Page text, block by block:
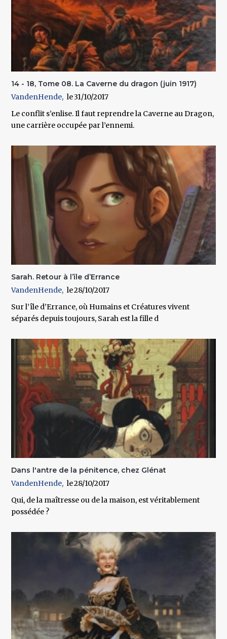
14 - 18, Tome 08. La Caverne du dragon (juin 1917)
VandenHende
31/10/2017
Le conflit s’enlise. Il faut reprendre la Caverne au Dragon,
une carrière occupée par l’ennemi.
Sarah. Retour à l’île d’Errance
VandenHende
28/10/2017
Sur l’île d’Errance, où Humains et Créatures vivent
séparés depuis toujours, Sarah est la fille d
Dans l'antre de la pénitence, chez Glénat
VandenHende
28/10/2017
Qui, de la maîtresse ou de la maison, est véritablement
possédée ?